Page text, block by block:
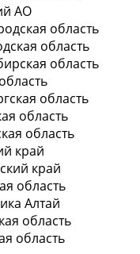
АО
область
область
область
область
область
область
край
край
область
Алтай
область
область